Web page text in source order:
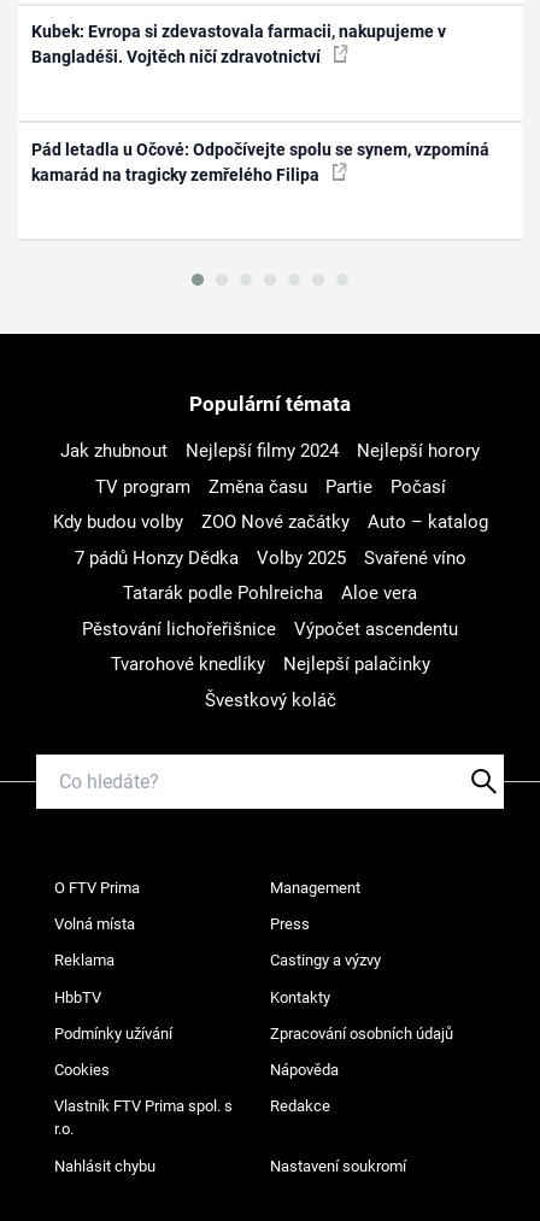
Kubek: Evropa si zdevastovala farmacii, nakupujeme v
Bangladéši. Vojtěch ničí zdravotnictví
Pád letadla u Očové: Odpočívejte spolu se synem, vzpomíná
kamarád na tragicky zemřelého Filipa
Populární témata
Jak zhubnout Nejlepší filmy 2024
Nejlepší horory
TV program
Změna času Partie
Počasí
Kdy budou volby
ZOO Nové začátky
Auto – katalog
7 pádů Honzy Dědka
Volby 2025
Svařené víno
Tatarák podle Pohlreicha
Aloe vera
Pěstování lichořeřišnice
Výpočet ascendentu
Tvarohové knedlíky
Nejlepší palačinky
Švestkový koláč
O FTV Prima Management
Volná místa Press
Reklama Castingy a výzvy
HbbTV Kontakty
Podmínky užívání Zpracování osobních údajů
Cookies Nápověda
Vlastník FTV Prima spol. s
r.o.
Redakce
Nahlásit chybu Nastavení soukromí